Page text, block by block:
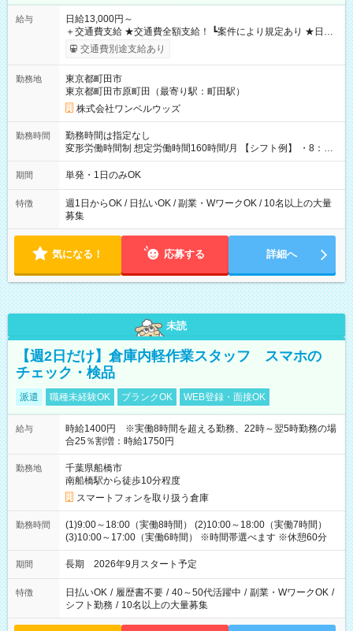
給与
日給13,000円～
＋交通費支給 ★交通費全額支給！ ┗案件により規定あり ★日払
いOK！（規定あり） ┗働いたその日に現金GET♪ お仕事後はコ
ンビニATMから 日払い分を引き落とせます！ 【試用期間】試
交通費別途支給あり
勤務地
東京都町田市
東京都町田市原町田（最寄り駅：町田駅）
株式会社ワンベルウッズ
勤務時間
勤務時間は指定なし
変形労働時間制 想定労働時間160時間/月 【シフト例】 ・8：00
～21：00
期間 単発・1日のみOK
特徴
週1日からOK / 日払いOK / 副業・WワークOK / 10名以上の大量
募集
気になる！ 応募する 詳細へ
未読
【週2日だけ】倉庫内軽作業スタッフ スマホの
チェック・検品
派遣 職種未経験OK ブランクOK WEB登録・面接OK
給与
時給1400円 ※実働8時間を超える勤務、22時～翌5時勤務の場
合25％割増：時給1750円
勤務地
千葉県船橋市
南船橋駅から徒歩10分程度
スマートフォンを取り扱う倉庫
勤務時間
(1)9:00～18:00（実働8時間） (2)10:00～18:00（実働7時間）
(3)10:00～17:00（実働6時間） ※時間帯選べます ※休憩60分
期間 長期 2026年9月スタート予定
特徴 日払いOK / 履歴書不要 / 40～50代活躍中 / 副業・WワークOK /
シフト勤務 / 10名以上の大量募集